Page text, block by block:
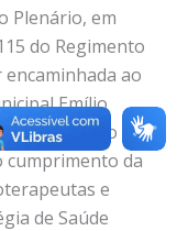
Plenário, em
do Regimento
ao
Emílio
atenção da
cumprimento da
e
de Saúde